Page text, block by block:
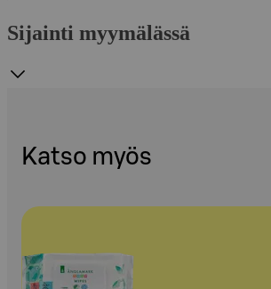
Sijainti myymälässä
Katso myös